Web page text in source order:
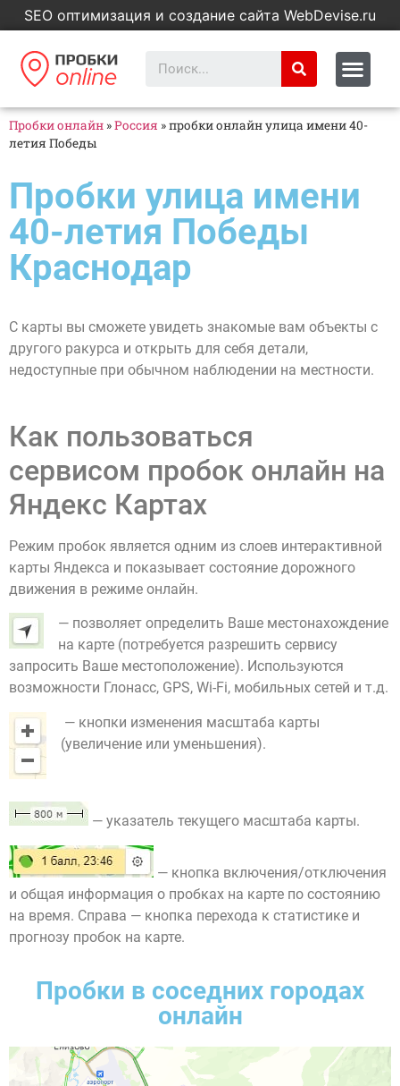
SEO оптимизация и создание сайта WebDevise.ru
Пробки онлайн »Россия »пробки онлайн улица имени 40-
летия Победы
Пробки улица имени
40-летия Победы
Краснодар
С карты вы сможете увидеть знакомые вам объекты с
другого ракурса и открыть для себя детали,
недоступные при обычном наблюдении на местности.
Как пользоваться
сервисом пробок онлайн на
Яндекс Картах
Режим пробок является одним из слоев интерактивной
карты Яндекса и показывает состояние дорожного
движения в режиме онлайн.
— позволяет определить Ваше местонахождение
на карте (потребуется разрешить сервису
запросить Ваше местоположение). Используются
возможности Глонасс, GPS, Wi-Fi, мобильных сетей и т.д.
— кнопки изменения масштаба карты
(увеличение или уменьшения).
— указатель текущего масштаба карты.
— кнопка включения/отключения
и общая информация о пробках на карте по состоянию
на время. Справа — кнопка перехода к статистике и
прогнозу пробок на карте.
Пробки в соседних городах
онлайн